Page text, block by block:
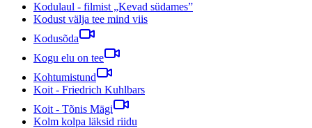
Kodulaul - filmist „Kevad südames”
Kodust välja tee mind viis
Kodusõda
Kogu elu on tee
Kohtumistund
Koit - Friedrich Kuhlbars
Koit - Tõnis Mägi
Kolm kolpa läksid riidu